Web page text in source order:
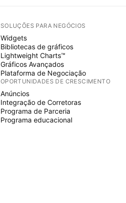
SOLUÇÕES PARA NEGÓCIOS
Widgets
Bibliotecas de gráficos
Lightweight Charts™
Gráficos Avançados
Plataforma de Negociação
OPORTUNIDADES DE CRESCIMENTO
Anúncios
Integração de Corretoras
Programa de Parceria
Programa educacional